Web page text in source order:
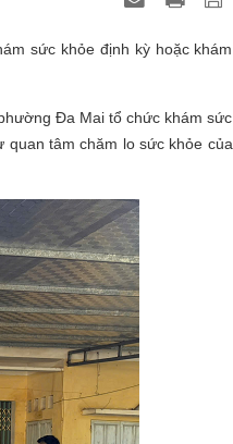
sức khỏe định kỳ hoặc khám
Đa Mai tổ chức khám sức
quan tâm chăm lo sức khỏe của